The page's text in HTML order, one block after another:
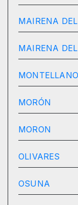
MAIRENA
MAIRENA
MONTELLANO
MORÓN
MORON
OLIVARES
OSUNA